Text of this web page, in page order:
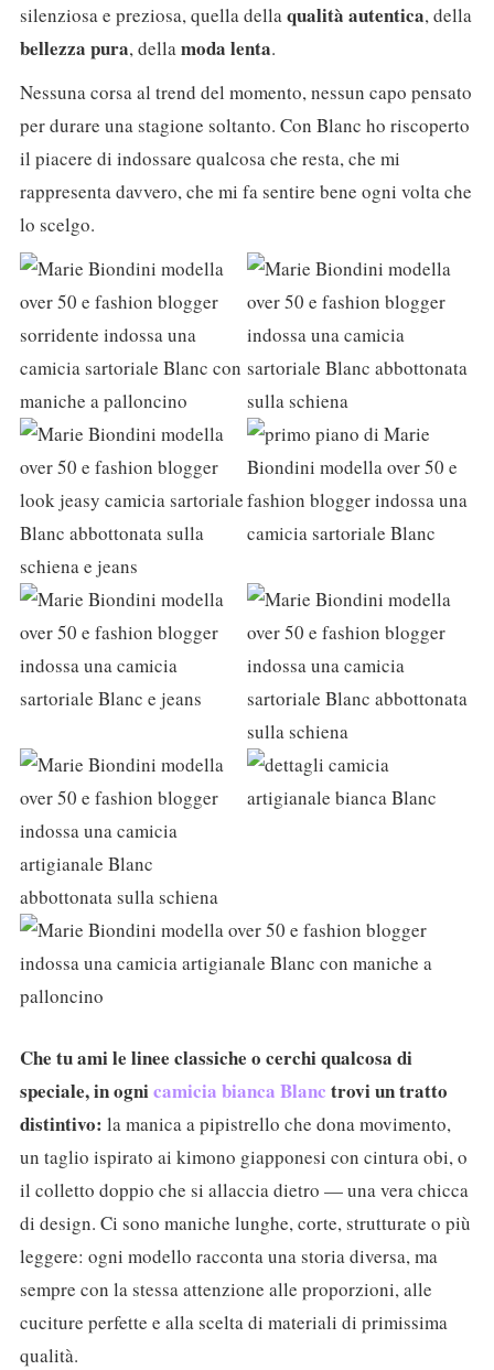
silenziosa e preziosa, quella dellaqualità autentica, della
bellezza pura, dellamoda lenta.
Nessuna corsa al trend del momento, nessun capo pensato
per durare una stagione soltanto. Con Blanc ho riscoperto
il piacere di indossare qualcosa che resta, che mi
rappresenta davvero, che mi fa sentire bene ogni volta che
lo scelgo.
Che tu ami le linee classiche o cerchi qualcosa di
speciale, in ognicamicia bianca Blanc trovi un tratto
distintivo: la manica a pipistrello che dona movimento,
un taglio ispirato ai kimono giapponesi con cintura obi, o
il colletto doppio che si allaccia dietro — una vera chicca
di design. Ci sono maniche lunghe, corte, strutturate o più
leggere: ogni modello racconta una storia diversa, ma
sempre con la stessa attenzione alle proporzioni, alle
cuciture perfette e alla scelta di materiali di primissima
qualità.